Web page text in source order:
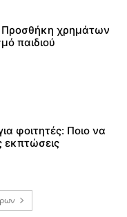
Προσθήκη χρημάτων
παιδιού
φοιτητές: Ποιο να
εκπτώσεις